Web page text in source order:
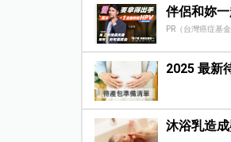
伴侶和妳
PR（台灣癌症基金
2025 最新
沐浴乳造